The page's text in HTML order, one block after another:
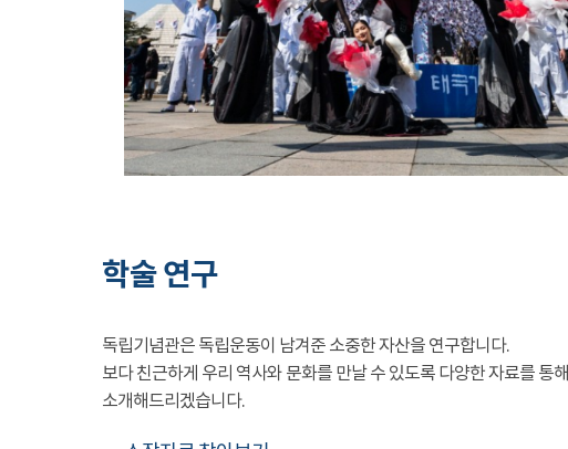
학술 연구
독립기념관은 독립운동이 남겨준 소중한 자산을 연구합니다.
보다 친근하게 우리 역사와 문화를 만날 수 있도록 다양한 자료를 통해
소개해드리겠습니다.